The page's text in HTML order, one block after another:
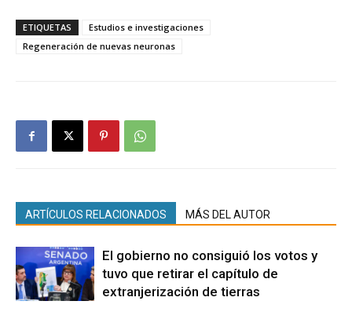
ETIQUETAS
Estudios e investigaciones
Regeneración de nuevas neuronas
ARTÍCULOS RELACIONADOS MÁS DEL AUTOR
El gobierno no consiguió los votos y
tuvo que retirar el capítulo de
extranjerización de tierras